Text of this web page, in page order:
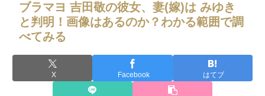
ブラマヨ 吉田敬の彼女、妻(嫁)は みゆき
と判明！画像はあるのか？わかる範囲で調
べてみる
X Facebook はてブ